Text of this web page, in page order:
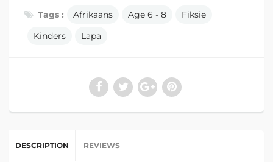
Tags : Afrikaans Age 6 - 8
Fiksie
Kinders
Lapa
DESCRIPTION REVIEWS